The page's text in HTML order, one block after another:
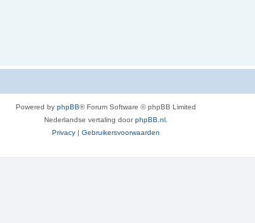
Powered by phpBB® Forum Software © phpBB Limited
Nederlandse vertaling doorphpBB.nl
Privacy | Gebruikersvoorwaarden